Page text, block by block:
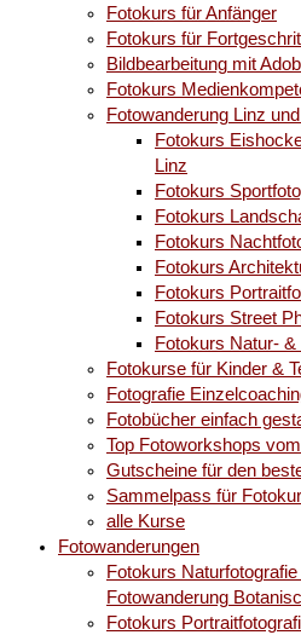
Fotokurs für Anfänger
Fotokurs für
Bildbearbeitung mit
Fotokurs
Fotowanderung Linz
Fotokurs
Linz
Fotokurs
Fotokurs
Fotokurs
Fotokurs
Fotokurs
Fotokurs Street
Fotokurs Natur-
Fotokurse für Kinder &
Fotografie
Fotobücher einfach
Top Fotoworkshops
Gutscheine für den
Sammelpass für
alle Kurse
Fotowanderungen
Fotokurs
Fotowanderung
Fotokurs